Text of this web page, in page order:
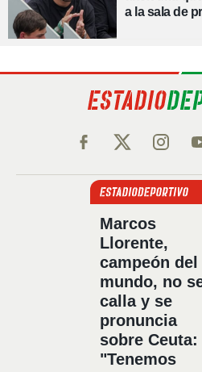
a la sala de
Política de
Política de
Política
Aviso
Configuración de
Sobre
Código
Marcos
Llorente,
campeón del
mundo, no
calla y se
pronuncia
sobre Ceuta:
"Tenemos